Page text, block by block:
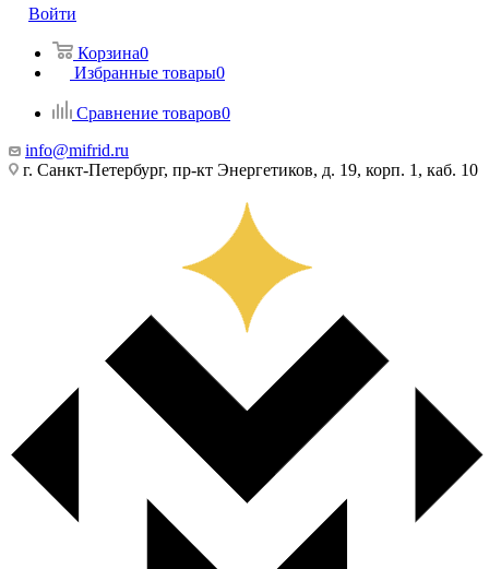
Войти
Корзина0
Избранные товары0
Сравнение товаров0
info@mifrid.ru
г. Санкт-Петербург, пр-кт Энергетиков, д. 19, корп. 1, каб. 10